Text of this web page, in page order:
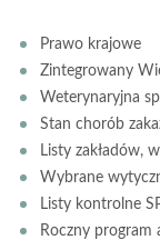
Prawo krajowe
Zintegrowany
Weterynaryjna
Stan chorób
Listy zakładów,
Wybrane
Listy kontrolne
Roczny program